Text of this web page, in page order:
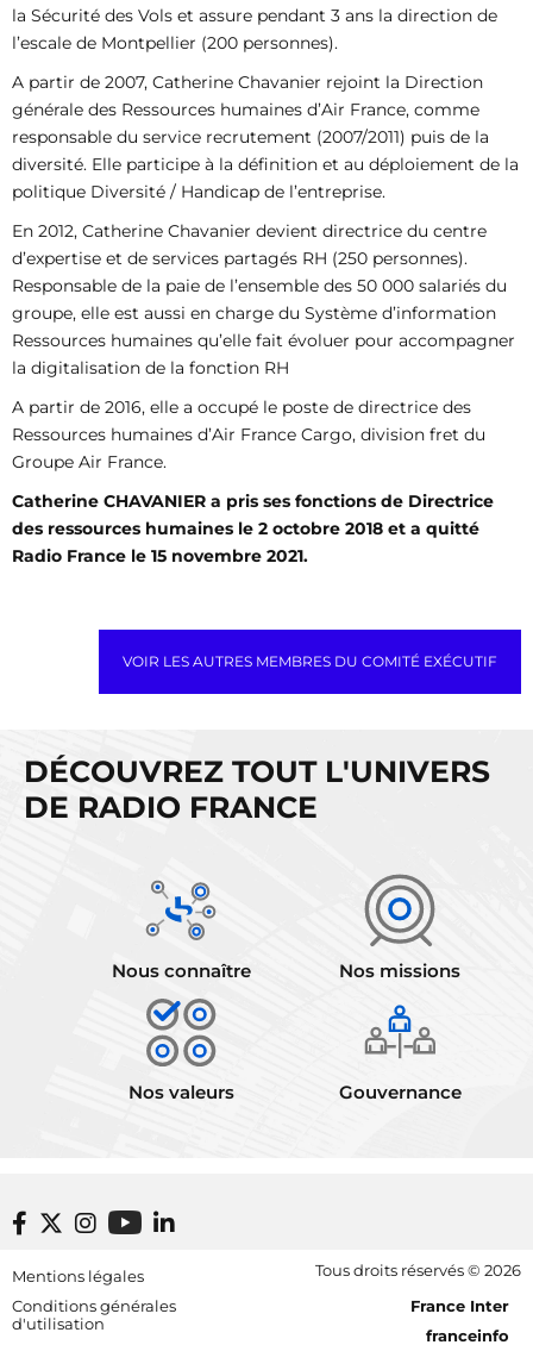
la Sécurité des Vols et assure pendant 3 ans la direction de
l’escale de Montpellier (200 personnes).
A partir de 2007, Catherine Chavanier rejoint la Direction
générale des Ressources humaines d’Air France, comme
responsable du service recrutement (2007/2011) puis de la
diversité. Elle participe à la définition et au déploiement de la
politique Diversité / Handicap de l’entreprise.
En 2012, Catherine Chavanier devient directrice du centre
d’expertise et de services partagés RH (250 personnes).
Responsable de la paie de l’ensemble des 50 000 salariés du
groupe, elle est aussi en charge du Système d’information
Ressources humaines qu’elle fait évoluer pour accompagner
la digitalisation de la fonction RH
A partir de 2016, elle a occupé le poste de directrice des
Ressources humaines d’Air France Cargo, division fret du
Groupe Air France.
Catherine CHAVANIER a pris ses fonctions de Directrice
des ressources humaines le 2 octobre 2018 et a quitté
Radio France le 15 novembre 2021.
VOIR LES AUTRES MEMBRES DU COMITÉ EXÉCUTIF
DÉCOUVREZ TOUT L'UNIVERS
DE RADIO FRANCE
Nous connaître Nos missions
Nos valeurs Gouvernance
Footer bottom
Mentions légales
Conditions générales
d'utilisation
Tous droits réservés © 2026
[RDF] Pied de page - Mobile
France Inter
franceinfo